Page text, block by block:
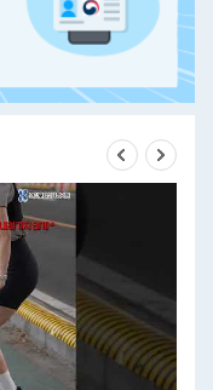
PreviousNext